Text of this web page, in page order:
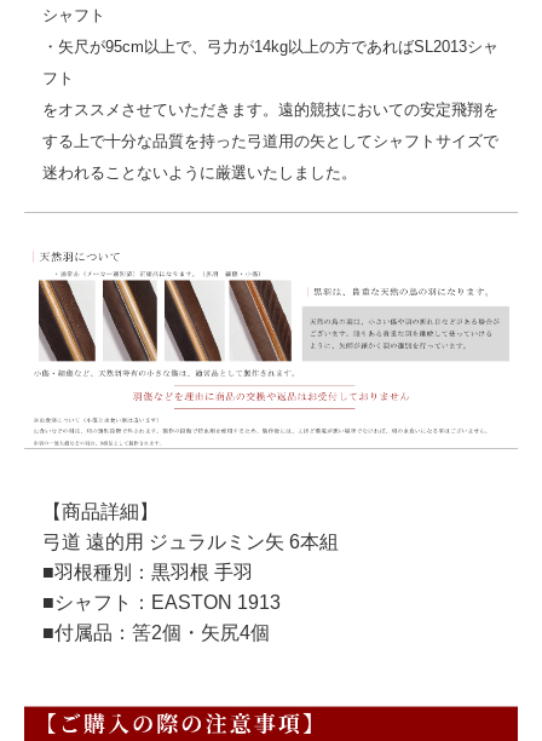
シャフト
・矢尺が95cm以上で、弓力が14kg以上の方であればSL2013シャ
フト
をオススメさせていただきます。遠的競技においての安定飛翔を
する上で十分な品質を持った弓道用の矢としてシャフトサイズで
迷われることないように厳選いたしました。
【商品詳細】
弓道 遠的用 ジュラルミン矢 6本組
■羽根種別：黒羽根 手羽
■シャフト：EASTON 1913
■付属品：筈2個・矢尻4個